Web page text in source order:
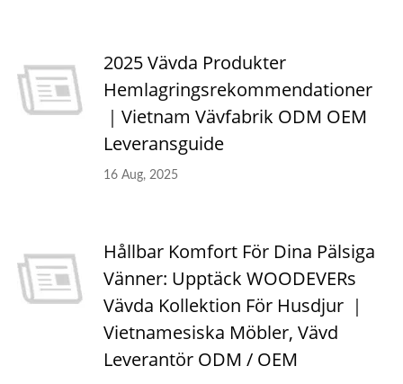
2025 Vävda Produkter
Hemlagringsrekommendationer
｜Vietnam Vävfabrik ODM OEM
Leveransguide
16 Aug, 2025
Hållbar Komfort För Dina Pälsiga
Vänner: Upptäck WOODEVERs
Vävda Kollektion För Husdjur ｜
Vietnamesiska Möbler, Vävd
Leverantör ODM / OEM